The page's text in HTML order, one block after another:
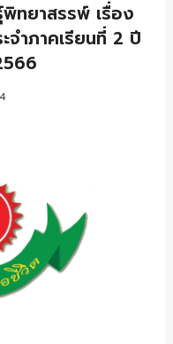
พิทยาสรรพ์ เรื่อง
ำภาคเรียนที่ 2 ปี